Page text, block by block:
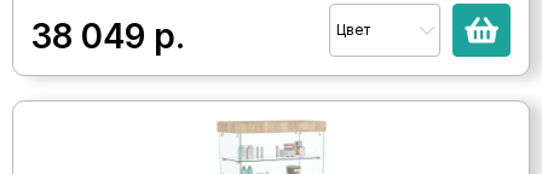
38 049 р. Цвет